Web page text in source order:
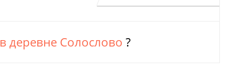
в деревне Солослово ?